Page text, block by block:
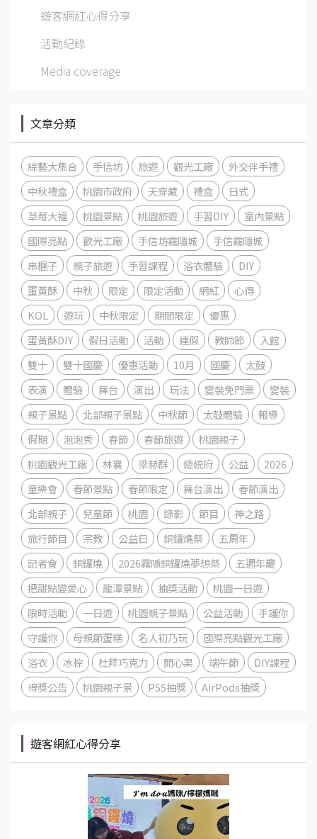
遊客網紅心得分享
活動紀錄
Media coverage
文章分類
綜藝大集合 手信坊 旅遊 觀光工廠
外交伴手禮
中秋禮盒
桃園市政府 天穿藏 禮盒
日式
草莓大福
桃園景點 桃園旅遊 手習DIY
室內景點
國際亮點
歡光工廠 手信坊霧隱城
手信霧隱城
串糰子
親子旅遊 手習課程 浴衣體驗
DIY
蛋黃酥
中秋 限定 限定活動 網紅
心得
KOL
遊玩 中秋限定 期間限定
優惠
蛋黃酥DIY
假日活動 活動 連假 教師節
入館
雙十
雙十國慶 優惠活動 10月 國慶
太鼓
表演
體驗 舞台 演出 玩法 變裝免門票
變裝
親子景點
北部親子景點 中秋節 太鼓體驗
報導
假期
泡泡秀 春節 春節旅遊
桃園親子
桃園觀光工廠
林襄 梁赫群 總統府 公益
2026
童樂會
春節景點 春節限定 舞台演出
春節演出
北部親子
兒童節 桃園 錄影 節目
神之路
旅行節目
宗教 公益日 銅鑼燒祭
五周年
記者會
銅鑼燒 2026霧隱銅鑼燒夢想祭
五週年慶
把甜點變愛心
龍潭景點 抽獎活動
桃園一日遊
限時活動
一日遊 桃園親子景點 公益活動
手護你
守護你
母親節蛋糕 名人初乃玩
國際亮點觀光工廠
浴衣
冰粽 杜拜巧克力 開心果 端午節
DIY課程
得獎公告
桃園親子景 PS5抽獎 AirPods抽獎
遊客網紅心得分享